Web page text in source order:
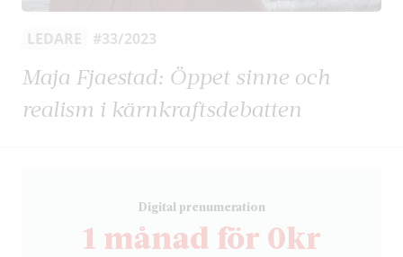
LEDARE #33/2023
Maja Fjaestad: Öppet sinne och
realism i kärnkraftsdebatten
Digital prenumeration
1 månad för 0kr